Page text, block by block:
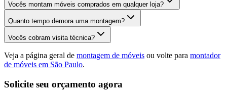
Vocês montam móveis comprados em qualquer loja?
Quanto tempo demora uma montagem?
Vocês cobram visita técnica?
Veja a página geral de montagem de móveis ou volte para montador
de móveis em São Paulo.
Solicite seu orçamento agora